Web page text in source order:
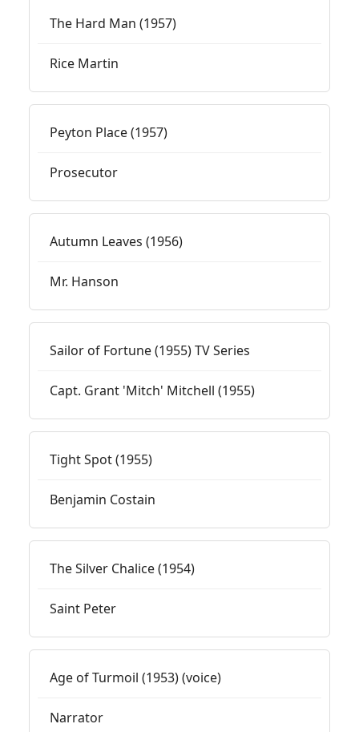
The Hard Man (1957)
Rice Martin
Peyton Place (1957)
Prosecutor
Autumn Leaves (1956)
Mr. Hanson
Sailor of Fortune (1955) TV Series
Capt. Grant 'Mitch' Mitchell (1955)
Tight Spot (1955)
Benjamin Costain
The Silver Chalice (1954)
Saint Peter
Age of Turmoil (1953) (voice)
Narrator